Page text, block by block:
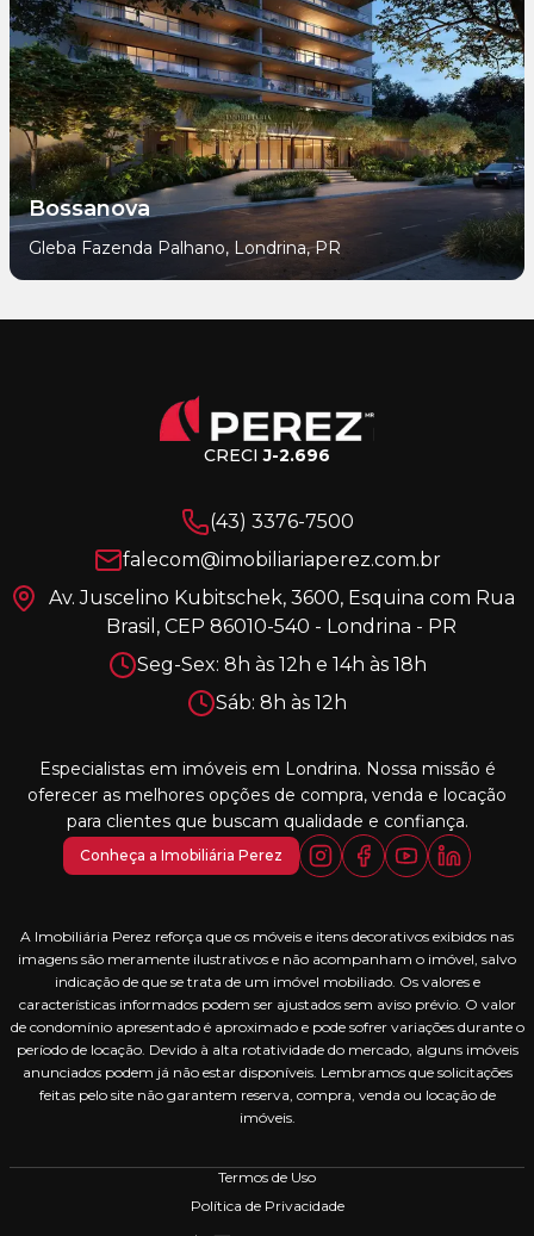
Bossanova
Gleba Fazenda Palhano, Londrina, PR
CRECIJ-2.696
(43) 3376-7500
falecom@imobiliariaperez.com.br
Av. Juscelino Kubitschek, 3600, Esquina com Rua
Brasil, CEP 86010-540 - Londrina - PR
Seg-Sex: 8h às 12h e 14h às 18h
Sáb: 8h às 12h
Especialistas em imóveis em Londrina. Nossa missão é
oferecer as melhores opções de compra, venda e locação
para clientes que buscam qualidade e confiança.
Conheça a Imobiliária Perez
A Imobiliária Perez reforça que os móveis e itens decorativos exibidos nas
imagens são meramente ilustrativos e não acompanham o imóvel, salvo
indicação de que se trata de um imóvel mobiliado. Os valores e
características informados podem ser ajustados sem aviso prévio. O valor
de condomínio apresentado é aproximado e pode sofrer variações durante o
período de locação. Devido à alta rotatividade do mercado, alguns imóveis
anunciados podem já não estar disponíveis. Lembramos que solicitações
feitas pelo site não garantem reserva, compra, venda ou locação de
imóveis.
Termos de Uso
Política de Privacidade